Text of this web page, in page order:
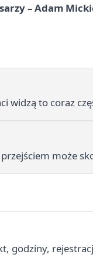
– Adam
widzą to coraz
może
godziny,